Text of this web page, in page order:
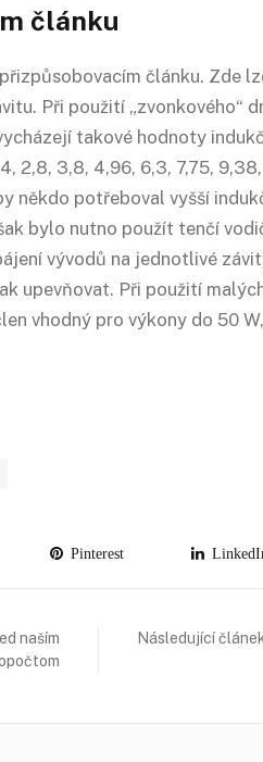
článku
článku. Zde
Při použití „zvonkového“
takové hodnoty
2,8, 3,8, 4,96, 6,3, 7,75, 9,38,
někdo potřeboval vyšší
bylo nutno použít tenčí
vývodů na jednotlivé
upevňovat. Při použití
vhodný pro výkony do 50
Pinterest
naším
Následující